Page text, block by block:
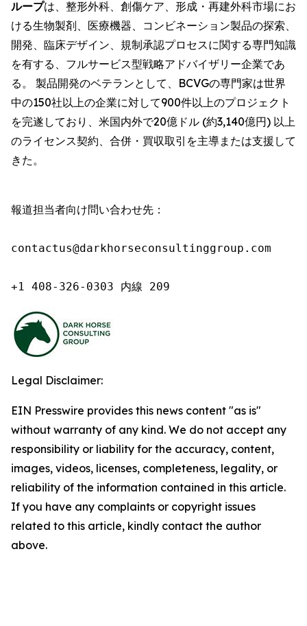
ループは、整形外科、創傷ケア、形成・再建外科市場にお
ける生物製剤、医療機器、コンビネーション製品の探索、
開発、臨床デザイン、規制承認プロセスに関する専門知識
を有する、フルサービス型戦略アドバイザリー企業であ
る。 製品開発のベテランとして、BCVGの専門家は世界
中の150社以上の企業に対して900件以上のプロジェクト
を完遂しており、米国内外で20億ドル (約3,140億円) 以上
のライセンス契約、合併・買収取引を主導または支援して
きた。
報道担当者向け問い合わせ先：
contactus@darkhorseconsultinggroup.com
+1 408-326-0303 内線 209
Legal Disclaimer:
EIN Presswire provides this news content "as is"
without warranty of any kind. We do not accept any
responsibility or liability for the accuracy, content,
images, videos, licenses, completeness, legality, or
reliability of the information contained in this article.
If you have any complaints or copyright issues
related to this article, kindly contact the author
above.